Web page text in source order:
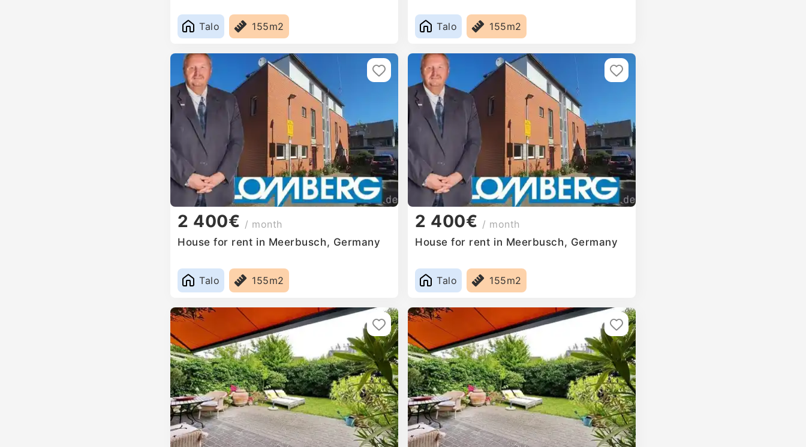
Talo 155m2 Talo 155m2
2 400€ / month
House for rent in Meerbusch, Germany
Talo 155m2
2 400€ / month
House for rent in Meerbusch, Germany
Talo 155m2